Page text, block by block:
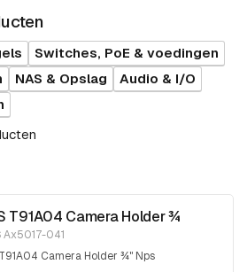
Switches, PoE & voedingen
NAS & Opslag
Audio & I/O
T91A04 Camera Holder ¾
Ax5017-041
Camera Holder ¾" Nps